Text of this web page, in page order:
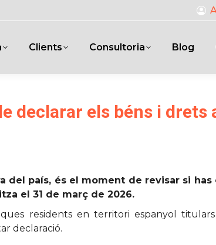
Clients Consultoria Blog
declarar els béns i drets
del país, és el moment de revisar si
el 31 de març de 2026.
residents en territori espanyol
declaració.